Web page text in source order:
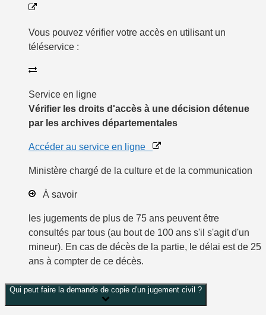
Vous pouvez vérifier votre accès en utilisant un
téléservice :
Service en ligne
Vérifier les droits d'accès à une décision détenue
par les archives départementales
Accéder au service en ligne
Ministère chargé de la culture et de la communication
À savoir
les jugements de plus de 75 ans peuvent être
consultés par tous (au bout de 100 ans s'il s'agit d'un
mineur). En cas de décès de la partie, le délai est de 25
ans à compter de ce décès.
Qui peut faire la demande de copie d'un jugement civil ?